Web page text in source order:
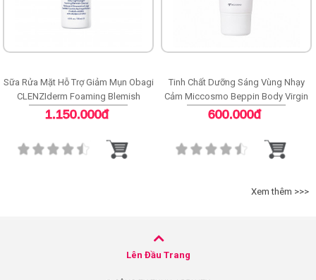
Sữa Rửa Mặt Hỗ Trợ Giảm Mụn Obagi
CLENZIderm Foaming Blemish
Cleanser
1.150.000đ
Tinh Chất Dưỡng Sáng Vùng Nhạy
Cảm Miccosmo Beppin Body Virgin
White Serum
600.000đ
Xem thêm >>>
Lên Đầu Trang